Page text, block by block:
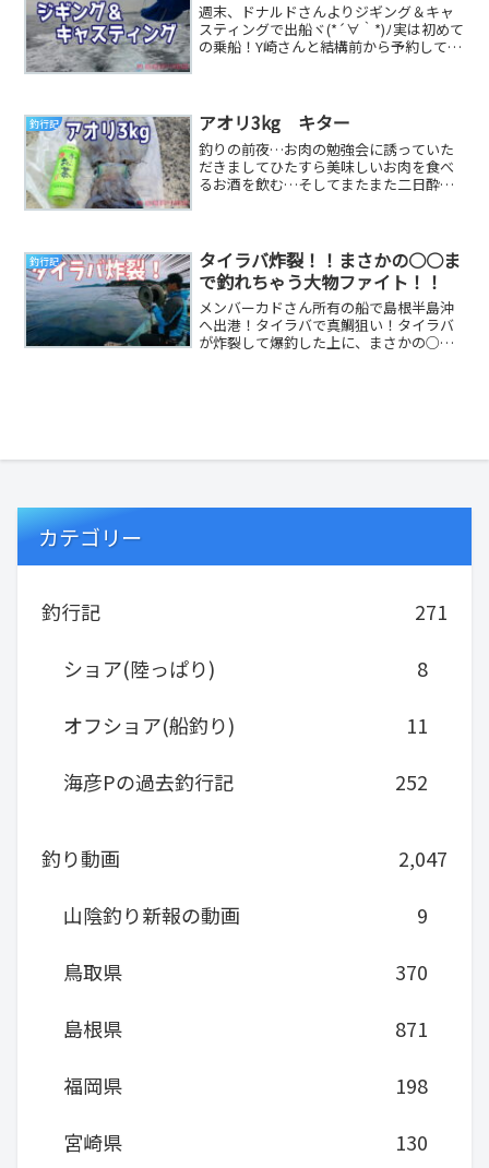
週末、ドナルドさんよりジギング＆キャ
スティングで出船ヾ(*´∀｀*)ﾉ実は初めて
の乗船！Y崎さんと結構前から予約してい
釣行記 アオリ3kg キター
釣りの前夜…お肉の勉強会に誘っていた
だきましてひたすら美味しいお肉を食べ
るお酒を飲む…そしてまたまた二日酔い
釣行記
タイラバ炸裂！！まさかの○○ま
で釣れちゃう大物ファイト！！
メンバーカドさん所有の船で島根半島沖
へ出港！タイラバで真鯛狙い！タイラバ
が炸裂して爆釣した上に、まさかの○○
カテゴリー
釣行記
271
ショア(陸っぱり)
8
オフショア(船釣り)
11
海彦Pの過去釣行記
252
釣り動画
2,047
山陰釣り新報の動画
9
鳥取県
370
島根県
871
福岡県
198
宮崎県
130